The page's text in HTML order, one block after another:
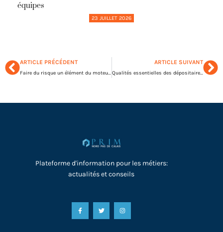
équipes
23 JUILLET 2026
ARTICLE PRÉCÉDENT
Faire du risque un élément du moteur de croissance des marchés de capitaux
ARTICLE SUIVANT
Qualités essentielles des dépositaires mondiaux
Plateforme d'information pour les métiers:
actualités et conseils